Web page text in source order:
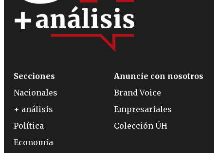
Secciones
Nacionales
+ análisis
Política
Economía
Anuncie con nosotros
Brand Voice
Empresariales
Colección ÚH